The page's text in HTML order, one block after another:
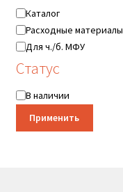
Категория
Каталог
Расходные материалы
Для ч./б. МФУ
Статус
Статус
В наличии
Применить